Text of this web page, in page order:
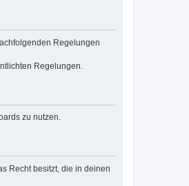
Regelungen
Regelungen.
zu nutzen.
Recht besitzt, die in deinen